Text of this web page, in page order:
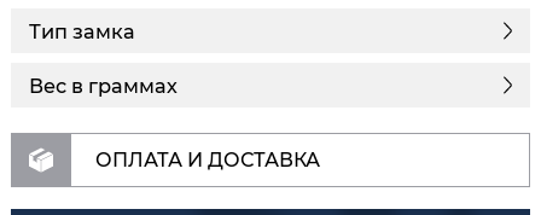
Тип замка
Вес в граммах
ОПЛАТА И ДОСТАВКА